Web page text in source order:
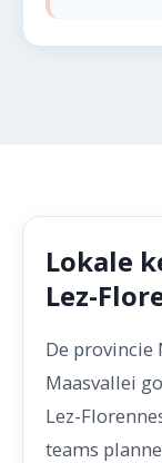
Lokale
Lez-
De provincie
Maasvallei
Lez-
teams